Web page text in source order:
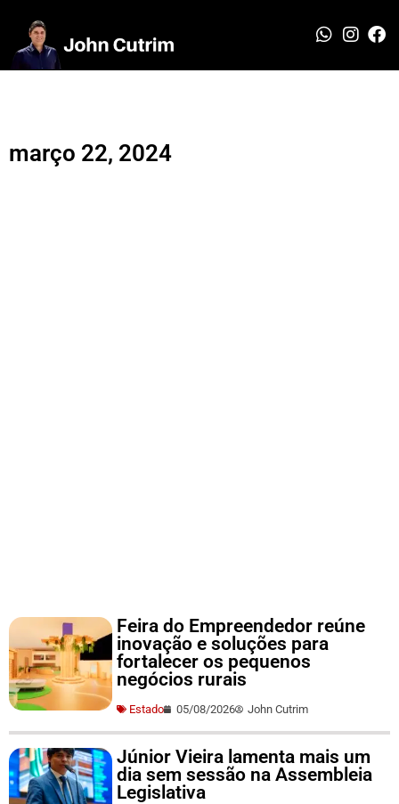
março 22, 2024
Feira do Empreendedor reúne
inovação e soluções para
fortalecer os pequenos
negócios rurais
Estado 05/08/2026 John Cutrim
Júnior Vieira lamenta mais um
dia sem sessão na Assembleia
Legislativa